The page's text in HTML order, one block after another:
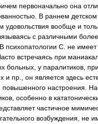
первоначально она
В раннем детском
удовольствия вообще и
с различными
психопатологии С. не имеет
встречаясь при
больных, у паралитиков,
и пр., он является здесь
повышенного настроения.
особенно в
частичное
возбуждения, не